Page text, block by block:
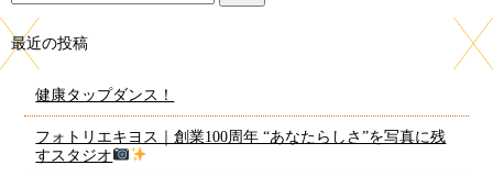
最近の投稿
健康タップダンス！
フォトリエキヨス｜創業100周年 “あなたらしさ”を写真に残
すスタジオ